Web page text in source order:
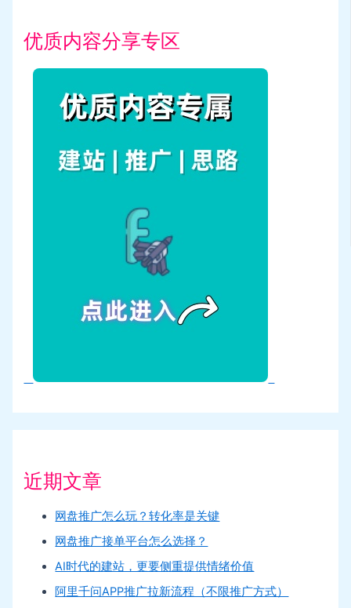
优质内容分享专区
近期文章
网盘推广怎么玩？转化率是关键
网盘推广接单平台怎么选择？
AI时代的建站，更要侧重提供情绪价值
阿里千问APP推广拉新流程（不限推广方式）